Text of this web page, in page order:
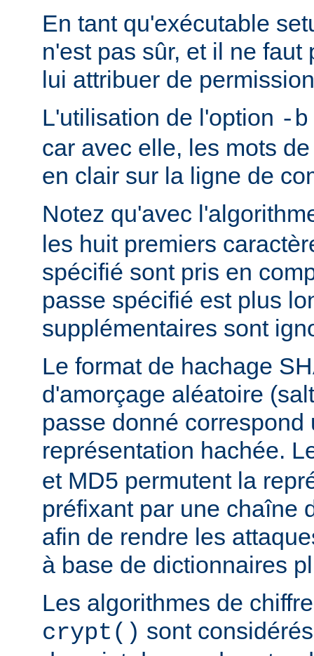
En tant qu'exécutable
n'est pas sûr, et il ne
lui attribuer de
L'utilisation de l'option -b
car avec elle, les mots
en clair sur la ligne de
Notez qu'avec
les huit premiers
spécifié sont pris en
passe spécifié est plus
supplémentaires sont
Le format de hachage
d'amorçage aléatoire
passe donné correspond
représentation hachée.
et MD5 permutent la
préfixant par une chaîne
afin de rendre les
à base de dictionnaires
Les algorithmes de
crypt() sont